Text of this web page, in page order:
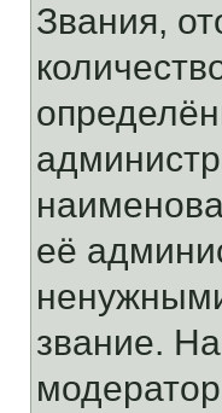
Звания,
её
звание.